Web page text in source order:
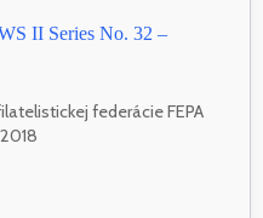
II Series No. 32 –
federácie FEPA